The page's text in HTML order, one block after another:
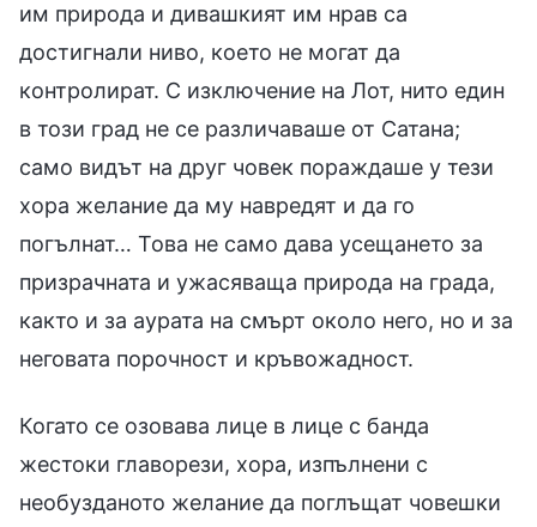
им природа и дивашкият им нрав са
достигнали ниво, което не могат да
контролират. С изключение на Лот, нито един
в този град не се различаваше от Сатана;
само видът на друг човек пораждаше у тези
хора желание да му навредят и да го
погълнат… Това не само дава усещането за
призрачната и ужасяваща природа на града,
както и за аурата на смърт около него, но и за
неговата порочност и кръвожадност.
Когато се озовава лице в лице с банда
жестоки главорези, хора, изпълнени с
необузданото желание да поглъщат човешки